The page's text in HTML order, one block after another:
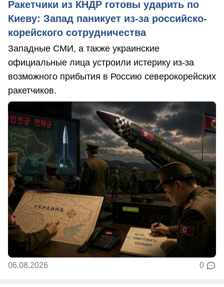
Ракетчики из КНДР готовы ударить по
Киеву: Запад паникует из-за российско-
корейского сотрудничества
Западные СМИ, а также украинские
официальные лица устроили истерику из-за
возможного прибытия в Россию северокорейских
ракетчиков.
06.08.2026 0